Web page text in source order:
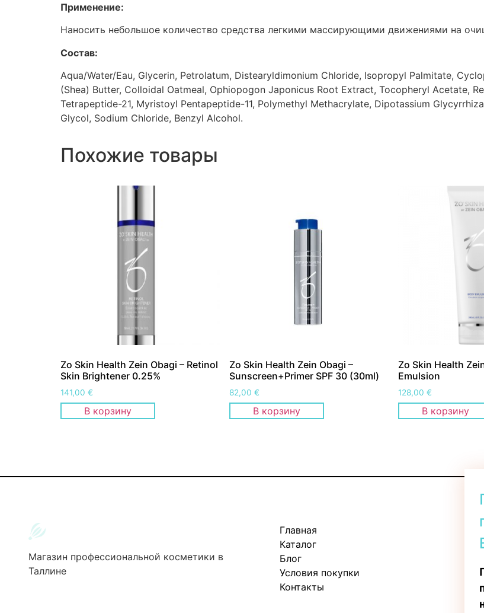
Применение:
Наносить небольшое количество средства легкими массирующими движениями на
Состав:
Aqua/Water/Eau, Glycerin, Petrolatum, Distearyldimonium Chloride, Isopropyl Palmitate,
(Shea) Butter, Colloidal Oatmeal, Ophiopogon Japonicus Root Extract, Tocopheryl Acetate,
Tetrapeptide-21, Myristoyl Pentapeptide-11, Polymethyl Methacrylate, Dipotassium
Glycol, Sodium Chloride, Benzyl Alcohol.
Похожие товары
Zo Skin Health Zein Obagi – Retinol
Skin Brightener 0.25%
141,00 €
В корзину
Zo Skin Health Zein Obagi –
Sunscreen+Primer SPF 30 (30ml)
82,00 €
В корзину
Zo Skin Health
Emulsion
128,00 €
В корзину
Магазин профессиональной косметики в
Таллине
Главная
Каталог
Блог
Условия покупки
Контакты